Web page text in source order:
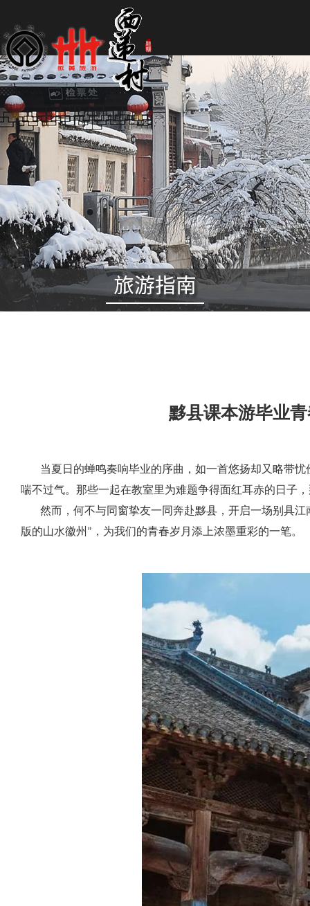
黟县课本游毕业
当夏日的蝉鸣奏响毕业的序曲，如一首悠扬却又略带忧
喘不过气。那些一起在教室里为难题争得面红耳赤的日子
然而，何不与同窗挚友一同奔赴黟县，开启一场别具江
版的山水徽州”，为我们的青春岁月添上浓墨重彩的一笔。